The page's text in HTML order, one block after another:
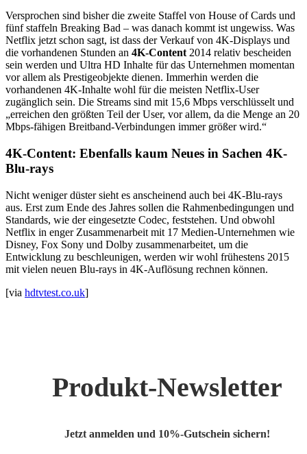
Versprochen sind bisher die zweite Staffel von House of Cards und
fünf staffeln Breaking Bad – was danach kommt ist ungewiss. Was
Netflix jetzt schon sagt, ist dass der Verkauf von 4K-Displays und
die vorhandenen Stunden an 4K-Content 2014 relativ bescheiden
sein werden und Ultra HD Inhalte für das Unternehmen momentan
vor allem als Prestigeobjekte dienen. Immerhin werden die
vorhandenen 4K-Inhalte wohl für die meisten Netflix-User
zugänglich sein. Die Streams sind mit 15,6 Mbps verschlüsselt und
„erreichen den größten Teil der User, vor allem, da die Menge an 20
Mbps-fähigen Breitband-Verbindungen immer größer wird.“
4K-Content: Ebenfalls kaum Neues in Sachen 4K-
Blu-rays
Nicht weniger düster sieht es anscheinend auch bei 4K-Blu-rays
aus. Erst zum Ende des Jahres sollen die Rahmenbedingungen und
Standards, wie der eingesetzte Codec, feststehen. Und obwohl
Netflix in enger Zusammenarbeit mit 17 Medien-Unternehmen wie
Disney, Fox Sony und Dolby zusammenarbeitet, um die
Entwicklung zu beschleunigen, werden wir wohl frühestens 2015
mit vielen neuen Blu-rays in 4K-Auflösung rechnen können.
[via hdtvtest.co.uk]
Produkt-Newsletter
Jetzt anmelden und 10%-Gutschein sichern!